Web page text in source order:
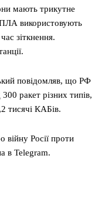
мають трикутне
використовують
зіткнення.
повідомляв, що РФ
ракет різних типів,
тисячі КАБів.
війну Росії проти
в Telegram.